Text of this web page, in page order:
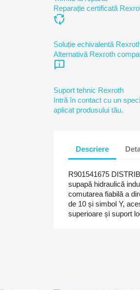
Reparație certificată
cycle
Soluție echivalentă
Alternativă Rexroth
chat_info
Suport tehnic Rexroth
Intră în contact cu un
aplicat produsului tău.
Descriere
R901541675
supapă hidraulică
comutarea fiabilă a
de 10 și simbol Y,
superioare și suport